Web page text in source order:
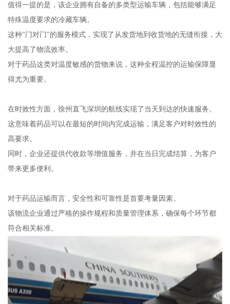
值得一提的是，该企业拥有自备的多类型运输车辆，包括能够满足
特殊温度要求的冷藏车辆。
这种"门对门"的服务模式，实现了从发货地到收货地的无缝衔接，大
大提高了物流效率。
对于药品这类对温度敏感的货物来说，这种全程温控的运输保障显
得尤为重要。
在时效性方面，徐州直飞深圳的航线实现了当天到达的快速服务。
这意味着药品可以在最短的时间内完成运输，满足客户对时效性的
高要求。
同时，企业还提供代收款等增值服务，并在当日完成结算，为客户
带来更多便利。
对于药品运输而言，安全性和可靠性是首要考量因素。
该物流企业通过严格的操作规程和质量管理体系，确保每个环节都
符合相关标准。